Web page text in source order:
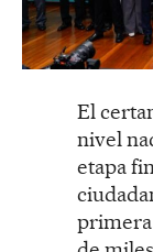
El
nivel
etapa